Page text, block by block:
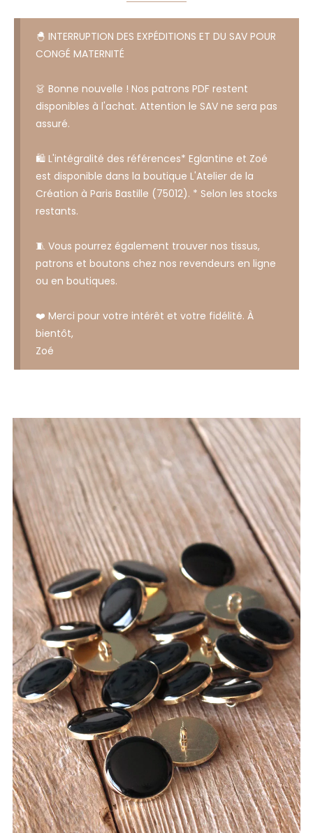
🐣 INTERRUPTION DES EXPÉDITIONS ET DU SAV POUR
CONGÉ MATERNITÉ
👗 Bonne nouvelle ! Nos patrons PDF restent
disponibles à l'achat. Attention le SAV ne sera pas
assuré.
🛍️ L'intégralité des références* Eglantine et Zoé
est disponible dans la boutique L'Atelier de la
Création à Paris Bastille (75012). * Selon les stocks
restants.
🧵 Vous pourrez également trouver nos tissus,
patrons et boutons chez nos revendeurs en ligne
ou en boutiques.
❤️ Merci pour votre intérêt et votre fidélité. À
bientôt,
Zoé